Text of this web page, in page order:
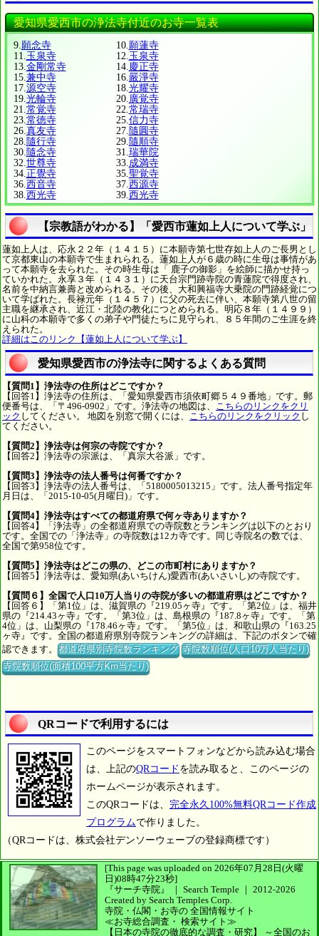
愛知県愛西市の浄法寺付近のお寺一覧表
9. 願念寺 10. 願蓮寺
11. 玉泉寺 12. 玉泉寺
13. 金剛常寺 14. 慶正寺
15. 兼中寺 16. 嚴淨寺
17. 源空寺 18. 光耀寺
19. 光輪寺 20. 廣覚寺
21. 常覚寺 22. 常瑞寺
23. 常徳寺 25. 信力寺
26. 真友寺 27. 隨圓寺
28. 隨行寺 29. 隨順寺
30. 隨念寺 31. 瑞華院
32. 世尊寺 33. 成満寺
34. 正覺寺 35. 聖覚寺
36. 西音寺 37. 西源寺
38. 西光寺 39. 西光寺
【宗教語がわかる】「愛西市蓮如上人について学ぶ」
蓮如上人は、応永２２年（１４１５）に本願寺第七世存如上人のご長男とし
て京都東山の本願寺で生まれられる。蓮如上人が６歳の時に生母は事情があ
って本願寺を去られた。その時生母は「 鹿子の御影」を絵師に描かせ持っ
ていかれた。永享３年（１４３１）に天台宗門跡寺院の青蓮院で得度され、
名前を中納言兼壽と改められる。その後、大和興福寺大乗院の門跡経覚につ
いて学ばれた。長禄元年（１４５７）に父の死去に伴い、本願寺第八世の留
主職を継承され、近江・北陸の教化につとめられる。明応８年（１４９９）
に山科の本願寺で多くの弟子や門徒たちに見守られ、８５年間のご生涯を終
えられた。
詳細はこのリンク【蓮如上人について学ぶ】
愛知県愛西市の浄法寺に関するよくある質問
【質問1】浄法寺の住所はどこですか？
【回答1】浄法寺の住所は、「愛知県愛西市須依町郷５４９番地」です。郵
便番号は、「〒496-0902」です。浄法寺の地図は、
こちらのリンクをクリ
ック してください。 地図を別窓で開くには、 こちらのリンクをクリック し
てください。
【質問2】浄法寺は何宗の寺院ですか？
【回答2】浄法寺の宗派は、「真宗大谷派」です。
【質問3】浄法寺の法人番号は何番ですか？
【回答3】浄法寺の法人番号は、「5180005013215」です。法人番号指定年
月日は、「2015-10-05(月曜日)」です。
【質問4】浄法寺はすべての都道府県で何ヶ寺ありますか？
【回答4】「浄法寺」の全都道府県での寺院数とランキングは以下のとおり
です。全国での「浄法寺」の寺院数は12カ寺です。同じ寺院名の数では、
全国で第958位です。
【質問5】浄法寺はどこの県の、どこの市町村にありますか？
【回答5】浄法寺は、愛知県(あいちけん)愛西市(あいさいし)の寺院です。
【質問６】全国で人口10万人当りの寺院が多いの都道府県はどこですか？
【回答６】「第1位」は、滋賀県の『219.05ヶ寺』です。「第2位」は、福井
県の『214.43ヶ寺』です。「第3位」は、島根県の『187.8ヶ寺』です。「第
4位」は、山梨県の『178.46ヶ寺』です。「第5位」は、和歌山県の『163.25
ヶ寺』です。全国の都道府県別寺院ランキングの詳細は、下記のボタンで確
認できます。都道府県別寺院数ランキング 寺院数順位(人口10万人当たり)
寺院数順位(面積100平方Km当たり)
QRコードで利用するには
このページをスマートフォンなどから読み込む場合
は、上記のQRコード を読み取ると、このページの
ホームページが表示されます。
このQRコードは、 完全永久100%無料QRコード作成
プログラムで作りました。
（QRコードは、株式会社デンソーウェーブの登録商標です）
[This page was uploaded on 2026年07月28日(火曜
日)08時47分23秒]
『サーチ寺院』 ｜ Search Temple ｜ 2012-2026
Created by Search Temples Corp.
寺院・仏閣・お寺の 全国情報サイト
≪お寺総合調査・ 検索サイト≫
【日本の寺院の徹底的な調査・研究】
～全国のお